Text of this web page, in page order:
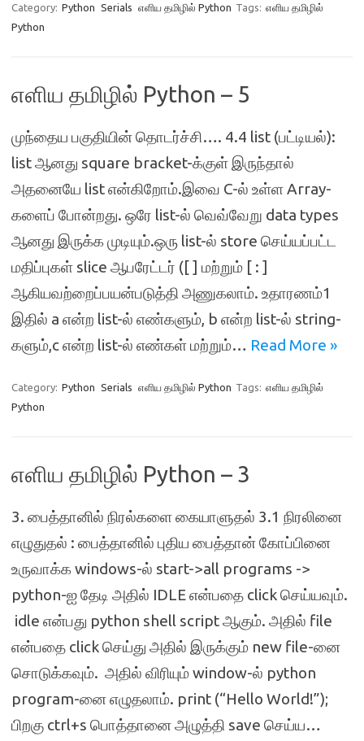
Category: Python Serials எளிய தமிழில் Python Tags: எளிய தமிழில்
Python
எளிய தமிழில் Python – 5
முந்தைய பகுதியின் தொடர்ச்சி…. 4.4 list (பட்டியல்):
list ஆனது square bracket-க்குள் இருந்தால்
அதனையே list என்கிறோம்.இவை C-ல் உள்ள Array-
களைப் போன்றது. ஒரே list-ல் வெவ்வேறு data types
ஆனது இருக்க முடியும்.ஒரு list-ல் store செய்யப்பட்ட
மதிப்புகள் slice ஆபரேட்டர் ([ ] மற்றும் [ : ]
ஆகியவற்றைப்பயன்படுத்தி அணுகலாம். உதாரணம்1
இதில் a என்ற list-ல் எண்களும், b என்ற list-ல் string-
களும்,c என்ற list-ல் எண்கள் மற்றும்… Read More »
Category: Python Serials எளிய தமிழில் Python Tags: எளிய தமிழில்
Python
எளிய தமிழில் Python – 3
3. பைத்தானில் நிரல்களை கையாளுதல் 3.1 நிரலினை
எழுதுதல் : பைத்தானில் புதிய பைத்தான் கோப்பினை
உருவாக்க windows-ல் start->all programs ->
python-ஐ தேடி அதில் IDLE என்பதை click செய்யவும்.
idle என்பது python shell script ஆகும். அதில் file
என்பதை click செய்து அதில் இருக்கும் new file-னை
சொடுக்கவும். அதில் விரியும் window-ல் python
program-னை எழுதலாம். print (“Hello World!”);
பிறகு ctrl+s பொத்தானை அழுத்தி save செய்ய…